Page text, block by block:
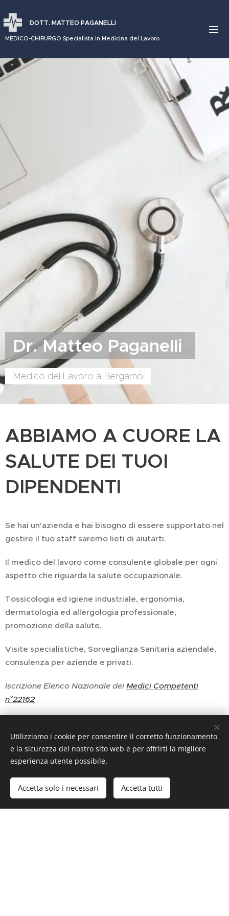
DOTT. MATTEO PAGANELLI
MEDICO-CHIRURGO Specialista In Medicina del Lavoro
Dr. Matteo Paganelli
Medico del Lavoro a Bergamo
ABBIAMO A CUORE LA
SALUTE DEI TUOI
DIPENDENTI
Se hai un'azienda e hai bisogno di essere supportato nel
gestire il tuo staff saremo lieti di aiutarti.
Il medico del lavoro come consulente globale per ogni
aspetto che riguarda la salute occupazionale.
Tossicologia ed igiene industriale, ergonomia,
dermatologia ed allergologia professionale,
promozione della salute.
Visite specialistiche, Sorveglianza Sanitaria aziendale,
consulenza per aziende e privati.
Iscrizione Elenco Nazionale dei Medici Competenti
n°22162
Utilizziamo i cookie per consentire il corretto funzionamento
e la sicurezza del nostro sito web e per offrirti la migliore
esperienza utente possibile.
Accetta solo i necessari Accetta tutti